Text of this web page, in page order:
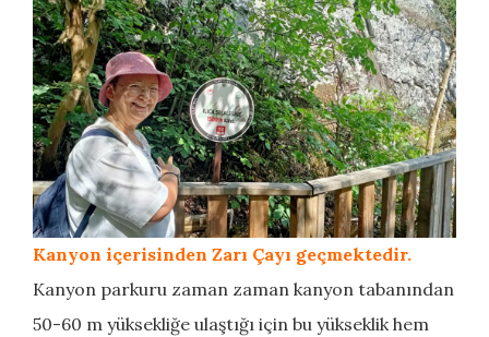
Kanyon içerisinden Zarı Çayı geçmektedir.
Kanyon parkuru zaman zaman kanyon tabanından
50-60 m yüksekliğe ulaştığı için bu yükseklik hem